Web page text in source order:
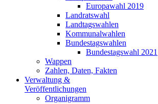
Europawahl 2019
Landratswahl
Landtagswahlen
Kommunalwahlen
Bundestagswahlen
Bundestagswahl 2021
Wappen
Zahlen, Daten, Fakten
Verwaltung &
Veröffentlichungen
Organigramm